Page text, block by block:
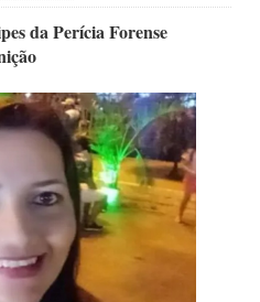
da Perícia Forense